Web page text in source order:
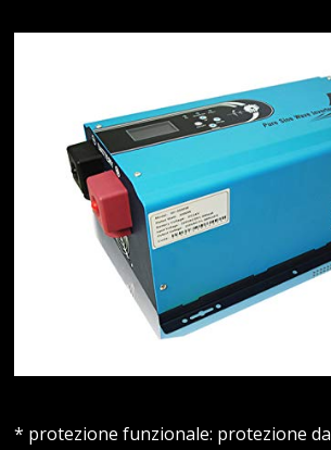
* protezione funzionale: protezione da